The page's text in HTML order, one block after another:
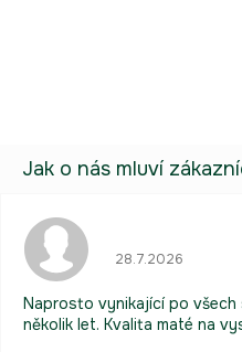
28.7.2026
Naprosto vynikající po
několik let. Kvalita maté na